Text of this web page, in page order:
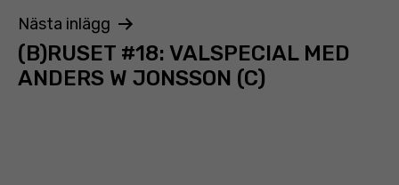
Nästa inlägg
(B)RUSET #18: VALSPECIAL MED
ANDERS W JONSSON (C)